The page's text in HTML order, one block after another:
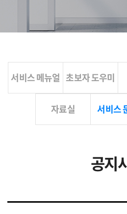
서비스 메뉴얼 초보자 도우미
자료실 서비스
공지